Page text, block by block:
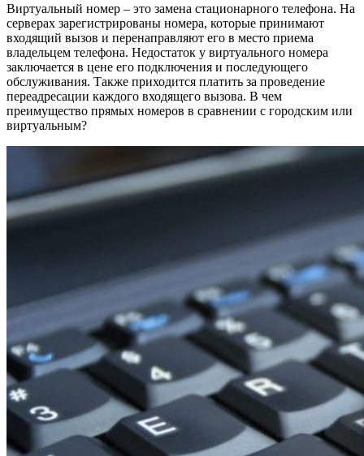
Виртуальный номер – это замена стационарного телефона. На
серверах зарегистрированы номера, которые принимают
входящий вызов и перенаправляют его в место приема
владельцем телефона. Недостаток у виртуального номера
заключается в цене его подключения и последующего
обслуживания. Также приходится платить за проведение
переадресации каждого входящего вызова. В чем
преимущество прямых номеров в сравнении с городским или
виртуальным?